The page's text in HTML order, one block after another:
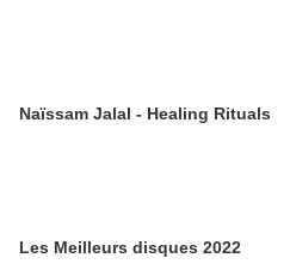
Naïssam Jalal - Healing Rituals
Les Meilleurs disques 2022